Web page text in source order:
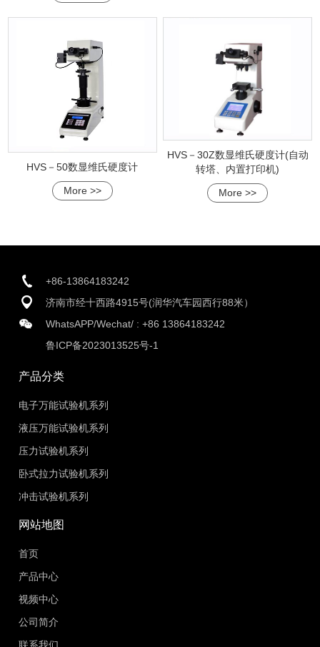
HVS－50数显维氏硬度计
More >>
HVS－30Z数显维氏硬度计(自动
转塔、内置打印机)
More >>
+86-13864183242
济南市经十西路4915号(润华汽车园西行88米）
WhatsAPP/Wechat/ :+86 13864183242
鲁ICP备2023013525号-1
产品分类
电子万能试验机系列
液压万能试验机系列
压力试验机系列
卧式拉力试验机系列
冲击试验机系列
网站地图
首页
产品中心
视频中心
公司简介